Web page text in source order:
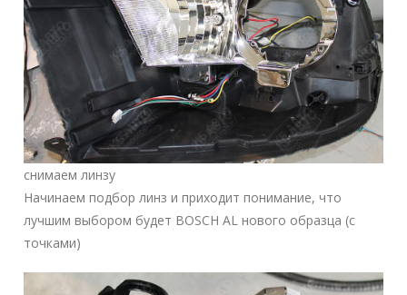
снимаем линзу
Начинаем подбор линз и приходит понимание, что
лучшим выбором будет BOSCH AL нового образца (с
точками)